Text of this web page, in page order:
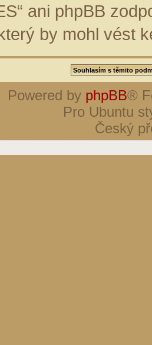
ani phpBB
by mohl vést
Powered by phpBB®
Pro Ubuntu
Český